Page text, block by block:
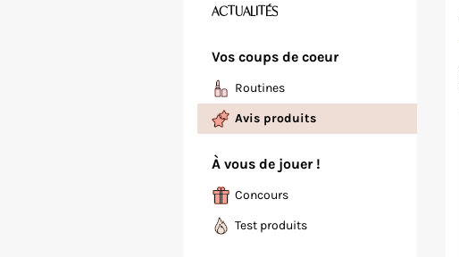
ACTUALITÉS
Vos coups de coeur
Routines
Avis produits
À vous de jouer !
Concours
Test produits